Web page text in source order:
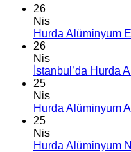
26
Nis
Hurda Alüminyum
26
Nis
İstanbul’da Hurda
25
Nis
Hurda Alüminyum
25
Nis
Hurda Alüminyum